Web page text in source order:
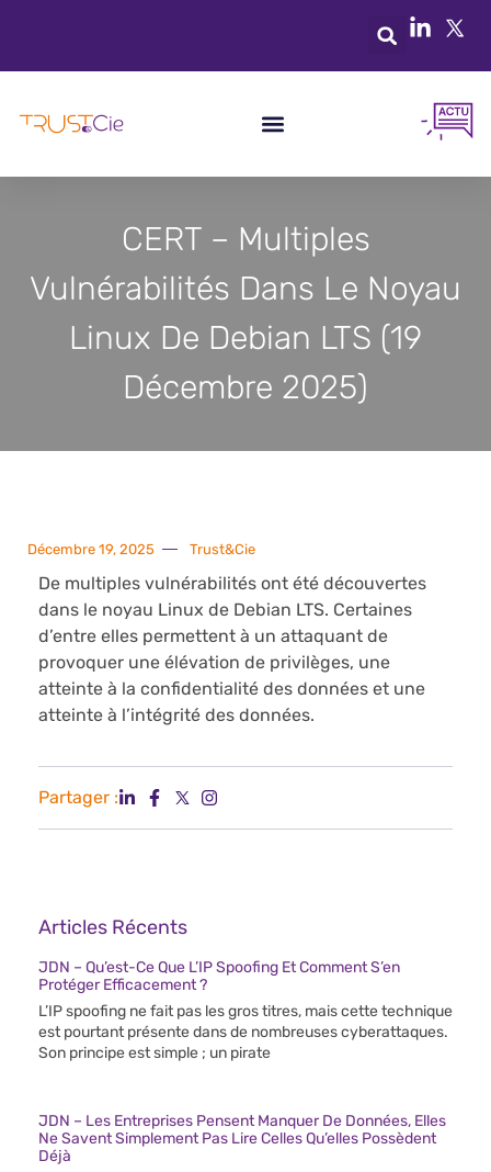
CERT – Multiples
Vulnérabilités Dans Le Noyau
Linux De Debian LTS (19
Décembre 2025)
Décembre 19, 2025 Trust&Cie
De multiples vulnérabilités ont été découvertes
dans le noyau Linux de Debian LTS. Certaines
d’entre elles permettent à un attaquant de
provoquer une élévation de privilèges, une
atteinte à la confidentialité des données et une
atteinte à l’intégrité des données.
Partager :
Articles Récents
JDN – Qu’est-Ce Que L’IP Spoofing Et Comment S’en
Protéger Efficacement ?
L’IP spoofing ne fait pas les gros titres, mais cette technique
est pourtant présente dans de nombreuses cyberattaques.
Son principe est simple ; un pirate
JDN – Les Entreprises Pensent Manquer De Données, Elles
Ne Savent Simplement Pas Lire Celles Qu’elles Possèdent
Déjà